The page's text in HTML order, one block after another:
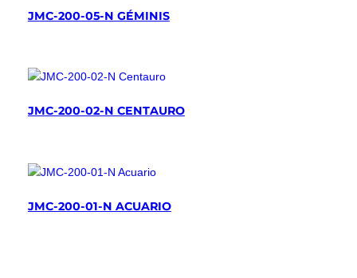
JMC-200-05-N GÉMINIS
JMC-200-02-N CENTAURO
JMC-200-01-N ACUARIO